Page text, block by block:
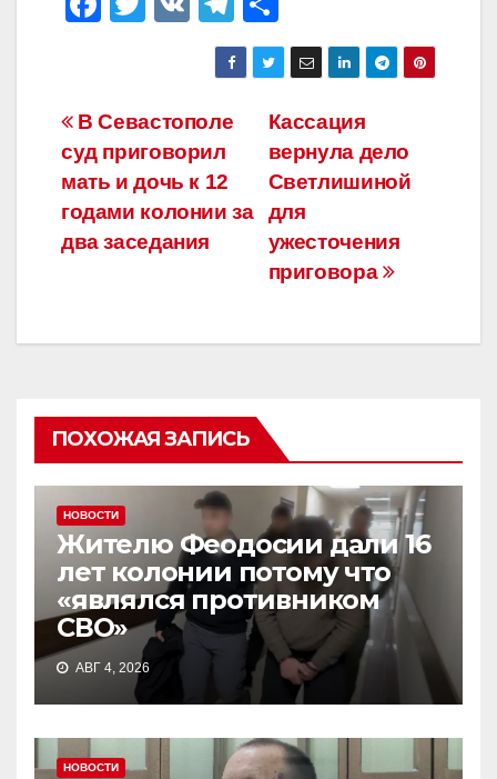
e
b
o
o
k
er
el
e
тп
р
а
в
и
ть
Навигация
по
записям
Кассация
вернула дело
Светлишиной
для
ужесточения
приговора
В Севастополе
суд приговорил
мать и дочь к 12
годами колонии за
два заседания
ПОХОЖАЯ ЗАПИСЬ
НОВОСТИ
Жителю Феодосии дали 16
лет колонии потому что
«являлся противником
СВО»
АВГ 4, 2026
НОВОСТИ